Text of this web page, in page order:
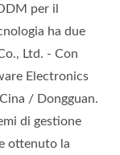
per il
ha due
Ltd. - Con
Electronics
/ Dongguan.
di gestione
ottenuto la